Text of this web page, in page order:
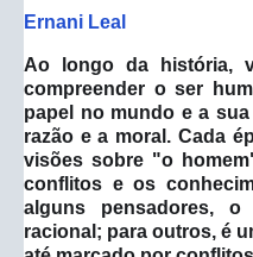
Ernani Leal
Ao longo da história,
compreender o ser
papel no mundo e a
razão e a moral. Cada
visões sobre "o
conflitos e os
alguns pensadores, o
racional; para outros, é